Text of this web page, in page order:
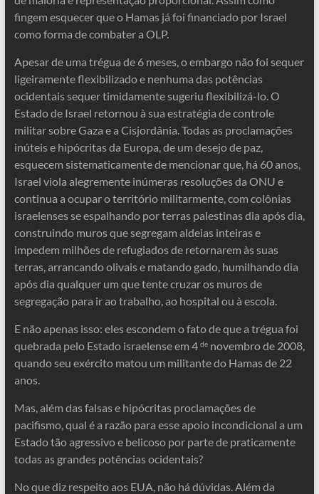
fingem esquecer que o Hamas já foi financiado por Israel
como forma de combater a OLP.
Apesar de uma trégua de 6 meses, o embargo não foi sequer
ligeiramente flexibilizado e nenhuma das potências
ocidentais sequer timidamente sugeriu flexibilizá-lo. O
Estado de Israel retornou à sua estratégia de controle
militar sobre Gaza e a Cisjordânia. Todas as proclamações
inúteis e hipócritas da Europa, de um desejo de paz,
esquecem sistematicamente de mencionar que, há 60 anos,
Israel viola alegremente inúmeras resoluções da ONU e
continua a ocupar o território militarmente, com colônias
israelenses se espalhando por terras palestinas dia após dia,
construindo muros que segregam aldeias inteiras e
impedem milhões de refugiados de retornarem às suas
terras, arrancando olivais e matando gado, humilhando dia
após dia qualquer um que tente cruzar os muros de
segregação para ir ao trabalho, ao hospital ou à escola.
E não apenas isso: eles escondem o fato de que a trégua foi
quebrada pelo Estado israelense em 4 denovembro de 2008,
quando seu exército matou um militante do Hamas de 22
anos.
Mas, além das falsas e hipócritas proclamações de
pacifismo, qual é a razão para esse apoio incondicional a um
Estado tão agressivo e belicoso por parte de praticamente
todas as grandes potências ocidentais?
No que diz respeito aos EUA, não há dúvidas. Além da